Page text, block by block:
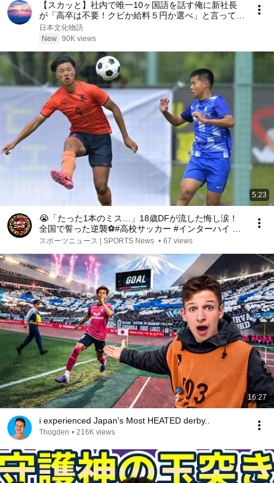
【スカッと】社内で唯一10ヶ国語を話す俺に新社長
が「高卒は不要！クビか給料５円か選べ」と言ってき
た。そのまま辞めた結果
日本文化物語
New 90K views
5:23
😭「たった1本のミス…」18歳DFが流した悔し涙！
全国で誓った逆襲⚽#高校サッカー #インターハイ #
九州国際大付属 #桐蔭学園 #サッカー #高校スポーツ
スポーツニュース | SPORTS News • 67 views
16:27
i experienced Japan's Most HEATED derby..
Thogden • 216K views